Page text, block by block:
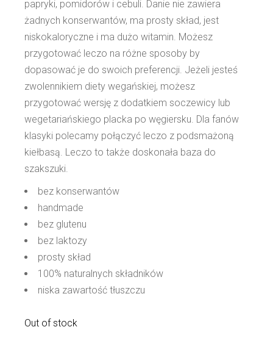
papryki, pomidorów i cebuli. Danie nie zawiera
żadnych konserwantów, ma prosty skład, jest
niskokaloryczne i ma dużo witamin. Możesz
przygotować leczo na różne sposoby by
dopasować je do swoich preferencji. Jeżeli jesteś
zwolennikiem diety wegańskiej, możesz
przygotować wersję z dodatkiem soczewicy lub
wegetariańskiego placka po węgiersku. Dla fanów
klasyki polecamy połączyć leczo z podsmażoną
kiełbasą. Leczo to także doskonała baza do
szakszuki.
bez konserwantów
handmade
bez glutenu
bez laktozy
prosty skład
100% naturalnych składników
niska zawartość tłuszczu
Out of stock